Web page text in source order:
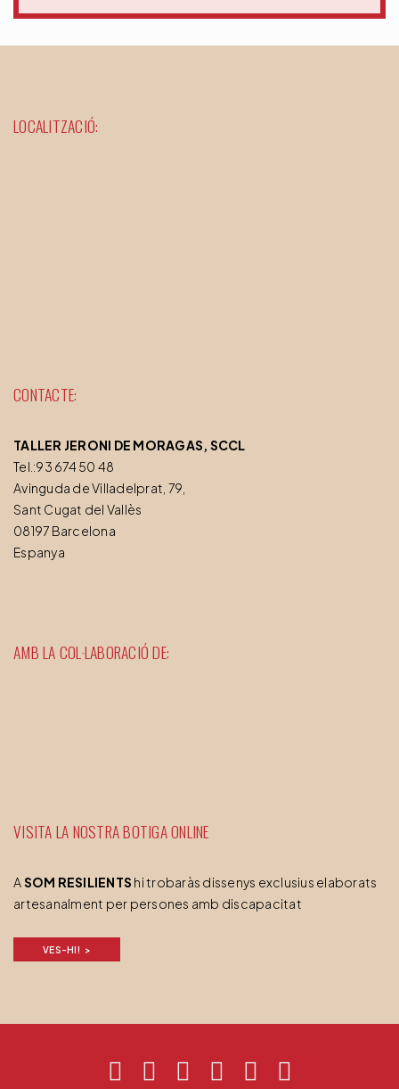
LOCALITZACIÓ:
CONTACTE:
TALLER JERONI DE MORAGAS, SCCL
Tel.:93 674 50 48
Avinguda de Villadelprat, 79,
Sant Cugat del Vallès
08197 Barcelona
Espanya
AMB LA COL·LABORACIÓ DE:
VISITA LA NOSTRA BOTIGA ONLINE
ASOM RESILIENTS hi trobaràs dissenys exclusius elaborats
artesanalment per persones amb discapacitat
VES-HI!